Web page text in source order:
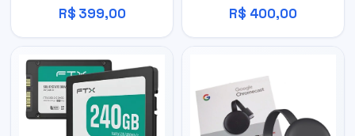
R$ 399,00 R$ 400,00